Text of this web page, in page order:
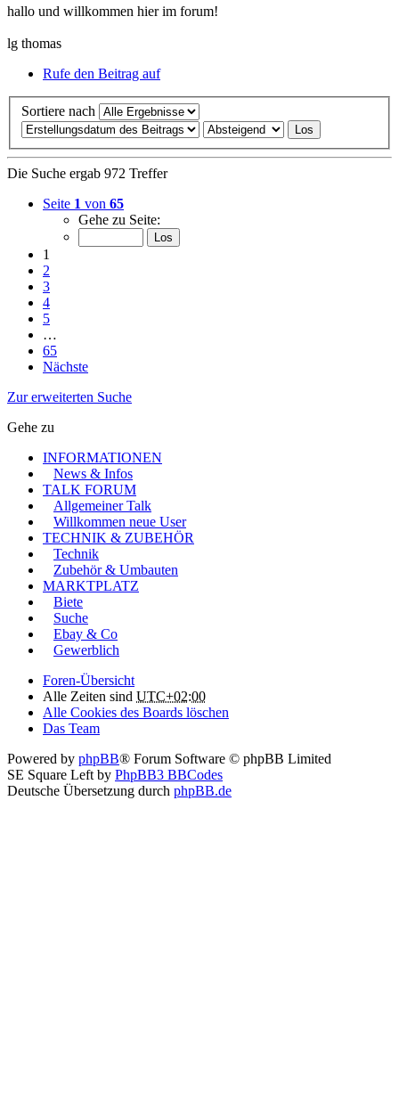
hallo und willkommen hier im forum!
lg thomas
Rufe den Beitrag auf
Sortiere nach
Die Suche ergab 972 Treffer
Seite 1 von 65
Gehe zu Seite:
1
2
3
4
5
…
65
Nächste
Zur erweiterten Suche
Gehe zu
INFORMATIONEN
News & Infos
TALK FORUM
Allgemeiner Talk
Willkommen neue User
TECHNIK & ZUBEHÖR
Technik
Zubehör & Umbauten
MARKTPLATZ
Biete
Suche
Ebay & Co
Gewerblich
Foren-Übersicht
Alle Zeiten sind UTC+02:00
Alle Cookies des Boards löschen
Das Team
Powered by phpBB® Forum Software © phpBB Limited
SE Square Left by PhpBB3 BBCodes
Deutsche Übersetzung durch phpBB.de